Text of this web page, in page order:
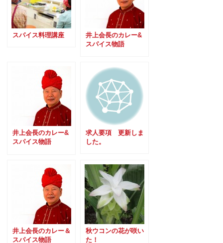
スパイス料理講座
井上会長のカレー&
スパイス物語
井上会長のカレー&
スパイス物語
求人要項 更新しま
した。
井上会長のカレー＆
スパイス物語
秋ウコンの花が咲い
た！